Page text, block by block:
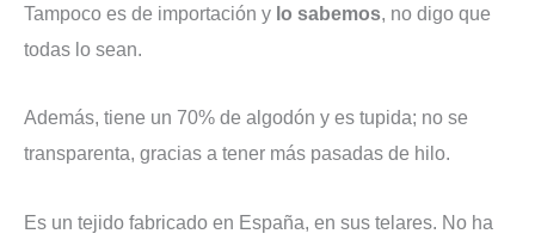
Tampoco es de importación y lo sabemos, no digo que
todas lo sean.
Además, tiene un 70% de algodón y es tupida; no se
transparenta, gracias a tener más pasadas de hilo.
Es un tejido fabricado en España, en sus telares. No ha